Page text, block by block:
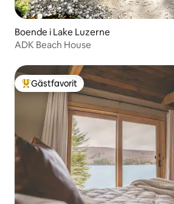
Boende i Lake Luzerne
ADK Beach House
Populär gästfavorit
Gästfavorit